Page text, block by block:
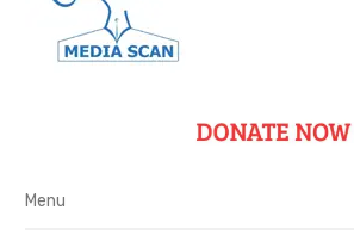
Menu
Menu